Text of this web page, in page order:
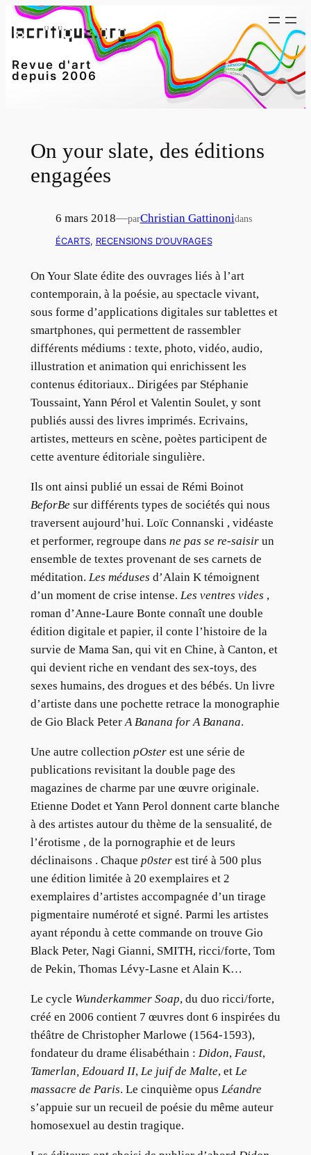
Aller
au
Revue d'art
depuis 2006
On your slate, des éditions
engagées
6 mars 2018—parChristian Gattinonidans
ÉCARTS, RECENSIONS D’OUVRAGES
On Your Slate édite des ouvrages liés à l’art
contemporain, à la poésie, au spectacle vivant,
sous forme d’applications digitales sur tablettes et
smartphones, qui permettent de rassembler
différents médiums : texte, photo, vidéo, audio,
illustration et animation qui enrichissent les
contenus éditoriaux.. Dirigées par Stéphanie
Toussaint, Yann Pérol et Valentin Soulet, y sont
publiés aussi des livres imprimés. Ecrivains,
artistes, metteurs en scène, poètes participent de
cette aventure éditoriale singulière.
Ils ont ainsi publié un essai de Rémi Boinot
BeforBesur différents types de sociétés qui nous
traversent aujourd’hui. Loïc Connanski , vidéaste
et performer, regroupe dans ne pas se re-saisirun
ensemble de textes provenant de ses carnets de
méditation. Les méduses d’Alain K témoignent
d’un moment de crise intense. Les ventres vides ,
roman d’Anne-Laure Bonte connaît une double
édition digitale et papier, il conte l’histoire de la
survie de Mama San, qui vit en Chine, à Canton, et
qui devient riche en vendant des sex-toys, des
sexes humains, des drogues et des bébés. Un livre
d’artiste dans une pochette retrace la monographie
de Gio Black PeterA Banana for A Banana.
Une autre collection pOsterest une série de
publications revisitant la double page des
magazines de charme par une œuvre originale.
Etienne Dodet et Yann Perol donnent carte blanche
à des artistes autour du thème de la sensualité, de
l’érotisme , de la pornographie et de leurs
déclinaisons . Chaque p0sterest tiré à 500 plus
une édition limitée à 20 exemplaires et 2
exemplaires d’artistes accompagnée d’un tirage
pigmentaire numéroté et signé. Parmi les artistes
ayant répondu à cette commande on trouve Gio
Black Peter, Nagi Gianni, SMITH, ricci/forte, Tom
de Pekin, Thomas Lévy-Lasne et Alain K…
Le cycle Wunderkammer Soap, du duo ricci/forte,
créé en 2006 contient 7 œuvres dont 6 inspirées du
théâtre de Christopher Marlowe (1564-1593),
fondateur du drame élisabéthain : Didon, Faust,
Tamerlan, Edouard II, Le juif de Malte, et Le
massacre de Paris. Le cinquième opus Léandre
s’appuie sur un recueil de poésie du même auteur
homosexuel au destin tragique.